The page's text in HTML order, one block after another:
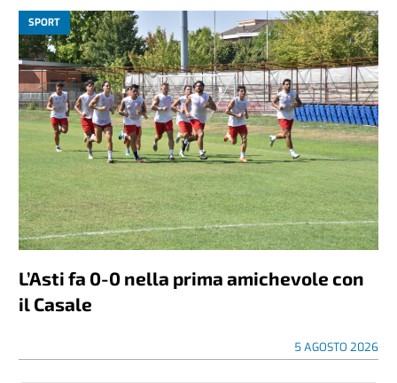
SPORT
L’Asti fa 0-0 nella prima amichevole con
il Casale
5 AGOSTO 2026